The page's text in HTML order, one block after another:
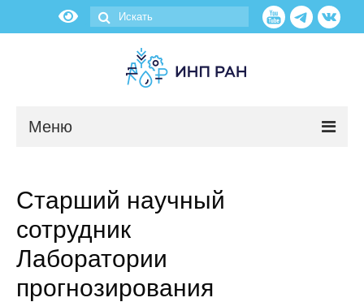
Меню
О нас
Об институте
Научные подразделения
Старший научный
сотрудник
Лаборатории
прогнозирования